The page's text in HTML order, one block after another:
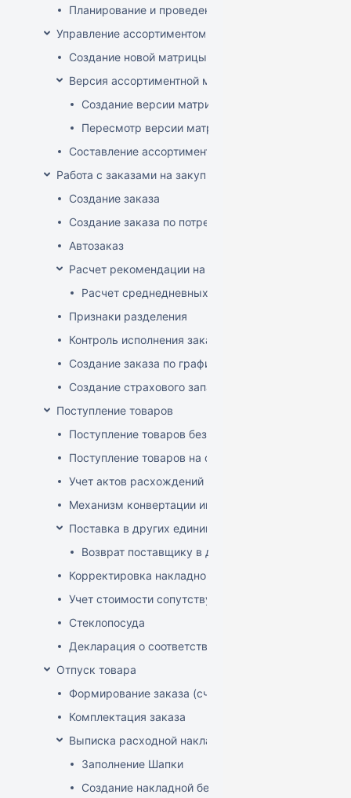
Планирование и проведение акций
Управление ассортиментом магазинов
Создание новой матрицы
Версия ассортиментной матрицы
Создание версии матрицы
Пересмотр версии матрицы
Составление ассортимента магазина
Работа с заказами на закупку
Создание заказа
Создание заказа по потребностям
Автозаказ
Расчет рекомендации на закупку
Расчет среднедневных продаж
Признаки разделения
Контроль исполнения заказов поставщиком
Создание заказа по графику
Создание страхового запаса
Поступление товаров
Поступление товаров без заказа
Поступление товаров на основе заказа
Учет актов расхождений при поступлении товаров
Механизм конвертации инвойсов из иностранной
Поставка в других единицах
Возврат поставщику в других единицах
Корректировка накладной (РФ)
Учет стоимости сопутствующих услуг в приходе
Стеклопосуда
Декларация о соответствии
Отпуск товара
Формирование заказа (счета-фактуры)
Комплектация заказа
Выписка расходной накладной
Заполнение Шапки
Создание накладной без заказа